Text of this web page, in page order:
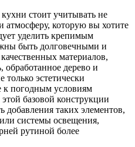
стоит учитывать не
атмосферу, которую вы хотите
уделить крепимым
быть долговечными и
материалов,
обработанное дерево и
эстетически
к погодным условиям
базовой конструкции
добавления таких элементов,
системы освещения,
рутиной более